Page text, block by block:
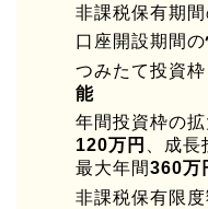
非課税保有期間
口座開設期間の
つみたて投資
能
年間投資枠の
120万円
、成
最大年間360万
非課税保有限